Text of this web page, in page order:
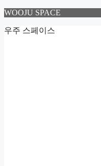
Skip
content
WOOJU SPACE
우주 스페이스